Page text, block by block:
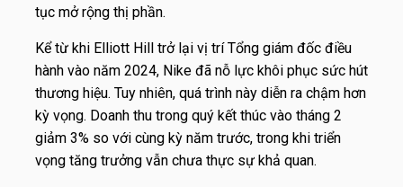
tục mở rộng thị phần.
Kể từ khi Elliott Hill trở lại vị trí Tổng giám đốc điều
hành vào năm 2024, Nike đã nỗ lực khôi phục sức hút
thương hiệu. Tuy nhiên, quá trình này diễn ra chậm hơn
kỳ vọng. Doanh thu trong quý kết thúc vào tháng 2
giảm 3% so với cùng kỳ năm trước, trong khi triển
vọng tăng trưởng vẫn chưa thực sự khả quan.